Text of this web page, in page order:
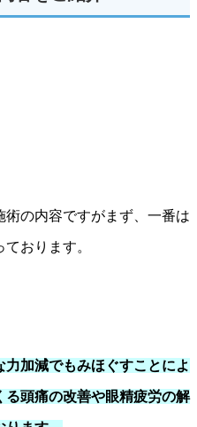
の内容ですがまず、一番は
おります。
力加減でもみほぐすことによ
る頭痛の改善や眼精疲労の解